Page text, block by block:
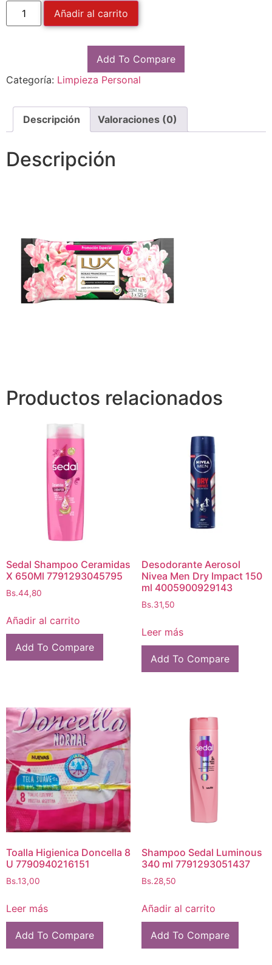
Añadir al carrito
Add To Compare
Categoría: Limpieza Personal
Descripción Valoraciones (0)
Descripción
Productos relacionados
Sedal Shampoo Ceramidas
X 650Ml 7791293045795
Bs.44,80
Añadir al carrito
Add To Compare
Desodorante Aerosol
Nivea Men Dry Impact 150
ml 4005900929143
Bs.31,50
Leer más
Add To Compare
Toalla Higienica Doncella 8
U 7790940216151
Bs.13,00
Leer más
Add To Compare
Shampoo Sedal Luminous
340 ml 7791293051437
Bs.28,50
Añadir al carrito
Add To Compare